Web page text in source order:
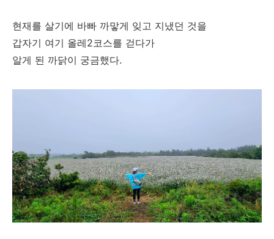
현재를 살기에 바빠 까맣게 잊고 지냈던 것을
갑자기 여기 올레2코스를 걷다가
알게 된 까닭이 궁금했다.